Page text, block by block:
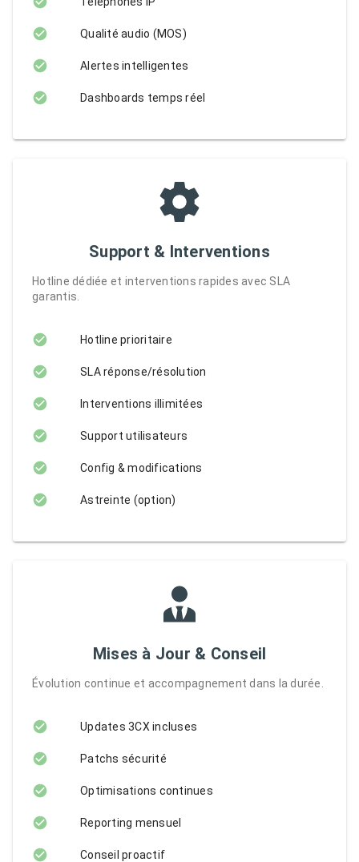
Qualité audio (MOS)
Alertes intelligentes
Dashboards temps réel
Support & Interventions
Hotline dédiée et interventions rapides avec SLA
garantis.
Hotline prioritaire
SLA réponse/résolution
Interventions illimitées
Support utilisateurs
Config & modifications
Astreinte (option)
Mises à Jour & Conseil
Évolution continue et accompagnement dans la durée.
Updates 3CX incluses
Patchs sécurité
Optimisations continues
Reporting mensuel
Conseil proactif